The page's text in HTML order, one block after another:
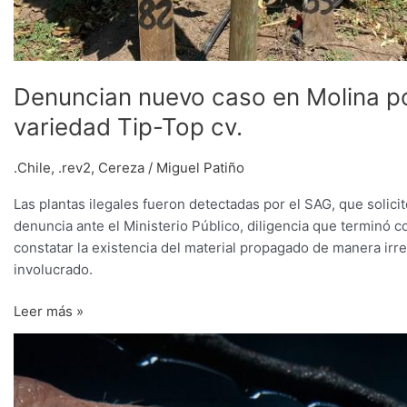
Denuncian nuevo caso en Molina
variedad Tip-Top cv.
.Chile, .rev2, Cereza / Miguel Patiño
Las plantas ilegales fueron detectadas por el SAG, que
denuncia ante el Ministerio Público, diligencia que terminó
constatar la existencia del material propagado de manera
involucrado.
Leer más »
de